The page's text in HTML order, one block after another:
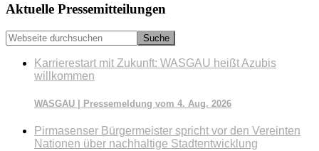
Seitenspalte
Aktuelle Pressemitteilungen
Webseite
durchsuchen
Karrierestart mit Zukunft: WASGAU heißt Azubis
willkommen
WASGAU | Pressemeldung vom 4. Aug. 2026
Pirmasenser Bürgermeister spricht vor den Vereinten
Nationen über nachhaltige Stadtentwicklung